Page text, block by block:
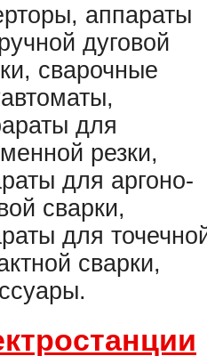
аппараты
дуговой
сварочные
для
резки,
для аргоно-
сварки,
для
сварки,